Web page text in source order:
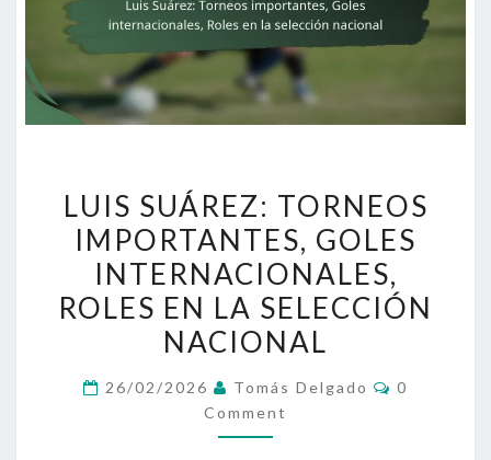
SUÁREZ:
TORNEOS
IMPORTANTES,
GOLES
INTERNACIONALES,
ROLES
EN
LA
LUIS SUÁREZ: TORNEOS
IMPORTANTES, GOLES
INTERNACIONALES,
ROLES EN LA SELECCIÓN
NACIONAL
26/02/2026 Tomás Delgado Comments
0
Comment